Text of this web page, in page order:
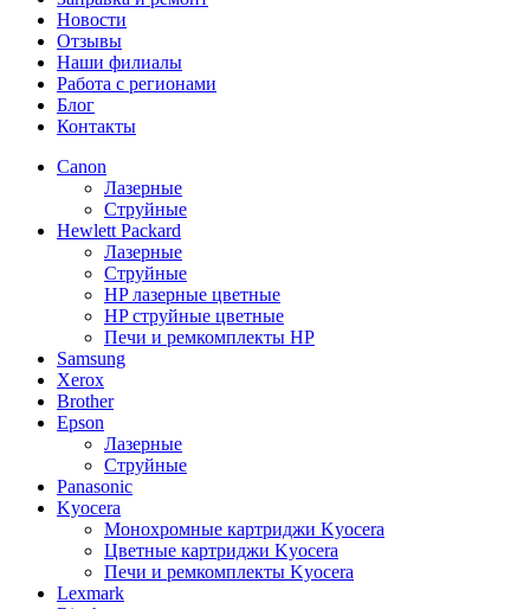
Новости
Отзывы
Наши филиалы
Работа с регионами
Блог
Контакты
Canon
Лазерные
Струйные
Hewlett Packard
Лазерные
Струйные
HP лазерные цветные
HP струйные цветные
Печи и ремкомплекты HP
Samsung
Xerox
Brother
Epson
Лазерные
Струйные
Panasonic
Kyocera
Монохромные картриджи Kyocera
Цветные картриджи Kyocera
Печи и ремкомплекты Kyocera
Lexmark